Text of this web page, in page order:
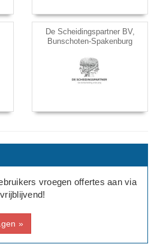
De Scheidingspartner BV,
Bunschoten-Spakenburg
vroegen offertes aan via
»